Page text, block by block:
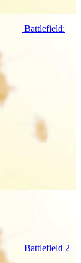
Battlefield:
Battlefield 2